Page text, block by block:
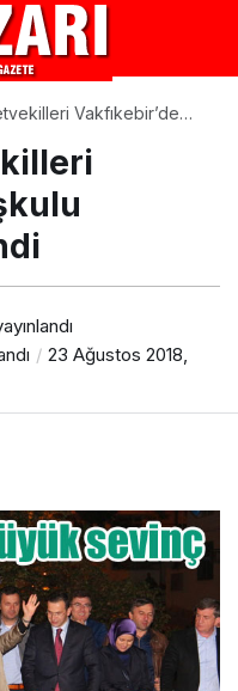
Vakfıkebir’de
23 Ağustos 2018,